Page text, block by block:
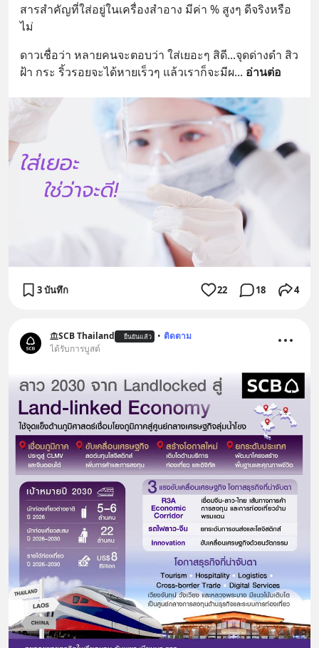
สารสำคัญที่ใส่อยู่ในเครื่องสำอาง มีค่า % สูงๆ ดีจริงหรือ
ไม่
ดาวเชื่อว่า หลายคนจะตอบว่า ใส่เยอะๆ สิดี...จุดด่างดำ สิว
ฝ้า กระ ริ้วรอยจะได้หายเร็วๆ แล้วเราก็จะมีผ... อ่านต่อ
3 บันทึก 22 18 4
SCB Thailand ยืนยันแล้ว • ติดตาม
ได้รับการบูสต์